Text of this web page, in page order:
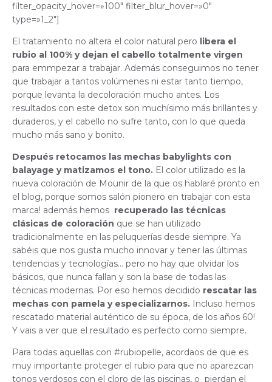
filter_opacity_hover=»100″ filter_blur_hover=»0″
type=»1_2″]
El tratamiento no altera el color natural pero libera el
rubio al 100% y dejan el cabello totalmente virgen
para emmpezar a trabajar. Además conseguimos no tener
que trabajar a tantos volúmenes ni estar tanto tiempo,
porque levanta la decoloración mucho antes. Los
resultados con este detox son muchísimo más brillantes y
duraderos, y el cabello no sufre tanto, con lo que queda
mucho más sano y bonito.
Después retocamos las mechas babylights con
balayage y matizamos el tono. El color utilizado es la
nueva coloración de Mounir de la que os hablaré pronto en
el blog, porque somos salón pionero en trabajar con esta
marca! además hemos recuperado las técnicas
clásicas de coloración que se han utilizado
tradicionalmente en las peluquerías desde siempre. Ya
sabéis que nos gusta mucho innovar y tener las últimas
tendencias y tecnologías… pero no hay que olvidar los
básicos, que nunca fallan y son la base de todas las
técnicas modernas. Por eso hemos decidido rescatar las
mechas con pamela y especializarnos. Incluso hemos
rescatado material auténtico de su época, de los años 60!
Y vais a ver que el resultado es perfecto como siempre.
Para todas aquellas con #rubiopelle, acordaos de que es
muy importante proteger el rubio para que no aparezcan
tonos verdosos con el cloro de las piscinas, o pierdan el